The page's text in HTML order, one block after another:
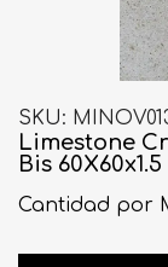
SKU
Limestone
Bis
Cantidad por